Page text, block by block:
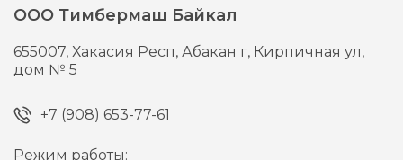
ООО Тимбермаш Байкал
655007,Хакасия Респ, Абакан г, Кирпичная ул,
дом № 5
+7 (908) 653-77-61
Режим работы: